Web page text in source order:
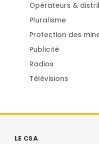
Opérateurs &
Pluralisme
Protection des
Publicité
Radios
Télévisions
LE CSA